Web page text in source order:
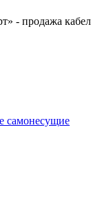
- продажа
самонесущие